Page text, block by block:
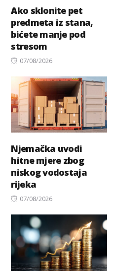
Ako sklonite pet
predmeta iz stana,
bićete manje pod
stresom
Posted
07/08/2026
Njemačka uvodi
hitne mjere zbog
niskog vodostaja
rijeka
Posted
07/08/2026